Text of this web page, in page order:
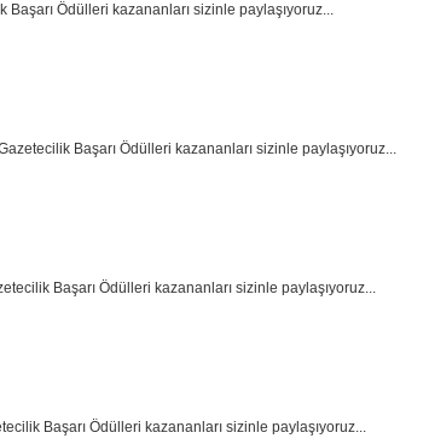
Başarı Ödülleri kazananları sizinle paylaşıyoruz...
Başarı Ödülleri kazananları sizinle paylaşıyoruz...
Başarı Ödülleri kazananları sizinle paylaşıyoruz...
Başarı Ödülleri kazananları sizinle paylaşıyoruz...